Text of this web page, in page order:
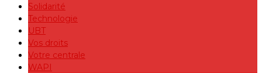
Solidarité
Technologie
UBT
Vos droits
Votre centrale
WAPI